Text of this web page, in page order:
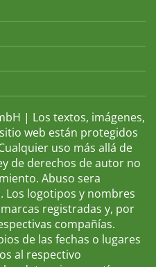
| Los textos, imágenes,
web están protegidos
uso más allá de
de derechos de autor no
Abuso sera
Los logotipos y nombres
registradas y, por
compañías.
de las fechas o lugares
al respectivo